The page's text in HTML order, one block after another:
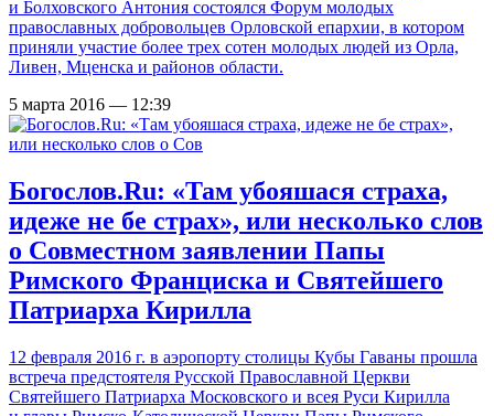
и Болховского Антония состоялся Форум молодых
православных добровольцев Орловской епархии, в котором
приняли участие более трех сотен молодых людей из Орла,
Ливен, Мценска и районов области.
5 марта 2016 — 12:39
Богослов.Ru: «Там убояшася страха,
идеже не бе страх», или несколько слов
о Совместном заявлении Папы
Римского Франциска и Святейшего
Патриарха Кирилла
12 февраля 2016 г. в аэропорту столицы Кубы Гаваны прошла
встреча предстоятеля Русской Православной Церкви
Святейшего Патриарха Московского и всея Руси Кирилла